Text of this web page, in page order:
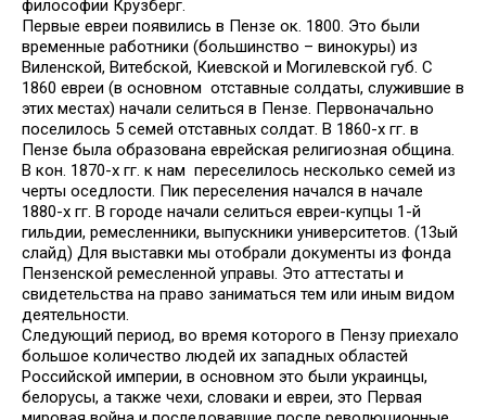
философии Крузберг.
Первые евреи появились в Пензе ок. 1800. Это были
временные работники (большинство – винокуры) из
Виленской, Витебской, Киевской и Могилевской губ. С
1860 евреи (в основном отставные солдаты, служившие в
этих местах) начали селиться в Пензе. Первоначально
поселилось 5 семей отставных солдат. В 1860-х гг. в
Пензе была образована еврейская религиозная община.
В кон. 1870-х гг. к нам переселилось несколько семей из
черты оседлости. Пик переселения начался в начале
1880-х гг. В городе начали селиться евреи-купцы 1-й
гильдии, ремесленники, выпускники университетов. (13ый
слайд) Для выставки мы отобрали документы из фонда
Пензенской ремесленной управы. Это аттестаты и
свидетельства на право заниматься тем или иным видом
деятельности.
Следующий период, во время которого в Пензу приехало
большое количество людей их западных областей
Российской империи, в основном это были украинцы,
белорусы, а также чехи, словаки и евреи, это Первая